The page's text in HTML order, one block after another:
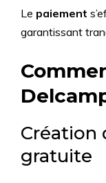
Le paiement
garantissant
Création
gratuite